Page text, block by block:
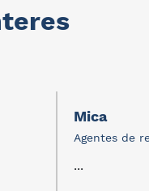
Mica
Agentes de
...